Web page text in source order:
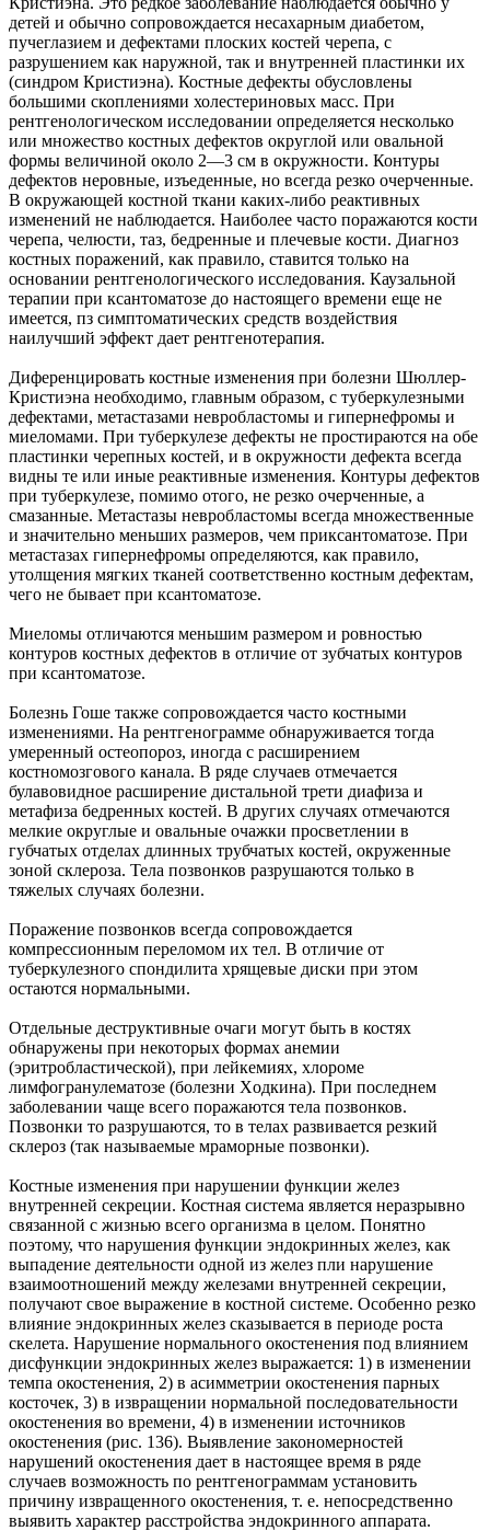
детей и обычно сопровождается несахарным диабетом,
пучеглазием и дефектами плоских костей черепа, с
разрушением как наружной, так и внутренней пластинки их
(синдром Кристиэна). Костные дефекты обусловлены
большими скоплениями холестериновых масс. При
рентгенологическом исследовании определяется несколько
или множество костных дефектов округлой или овальной
формы величиной около 2—3 см в окружности. Контуры
дефектов неровные, изъеденные, но всегда резко очерченные.
В окружающей костной ткани каких-либо реактивных
изменений не наблюдается. Наиболее часто поражаются кости
черепа, челюсти, таз, бедренные и плечевые кости. Диагноз
костных поражений, как правило, ставится только на
основании рентгенологического исследования. Каузальной
терапии при ксантоматозе до настоящего времени еще не
имеется, пз симптоматических средств воздействия
наилучший эффект дает рентгенотерапия.
Диференцировать костные изменения при болезни Шюллер-
Кристиэна необходимо, главным образом, с туберкулезными
дефектами, метастазами невробластомы и гипернефромы и
миеломами. При туберкулезе дефекты не простираются на обе
пластинки черепных костей, и в окружности дефекта всегда
видны те или иные реактивные изменения. Контуры дефектов
при туберкулезе, помимо отого, не резко очерченные, а
смазанные. Метастазы невробластомы всегда множественные
и значительно меньших размеров, чем приксантоматозе. При
метастазах гипернефромы определяются, как правило,
утолщения мягких тканей соответственно костным дефектам,
чего не бывает при ксантоматозе.
Миеломы отличаются меньшим размером и ровностью
контуров костных дефектов в отличие от зубчатых контуров
при ксантоматозе.
Болезнь Гоше также сопровождается часто костными
изменениями. На рентгенограмме обнаруживается тогда
умеренный остеопороз, иногда с расширением
костномозгового канала. В ряде случаев отмечается
булавовидное расширение дистальной трети диафиза и
метафиза бедренных костей. В других случаях отмечаются
мелкие округлые и овальные очажки просветлении в
губчатых отделах длинных трубчатых костей, окруженные
зоной склероза. Тела позвонков разрушаются только в
тяжелых случаях болезни.
Поражение позвонков всегда сопровождается
компрессионным переломом их тел. В отличие от
туберкулезного спондилита хрящевые диски при этом
остаются нормальными.
Отдельные деструктивные очаги могут быть в костях
обнаружены при некоторых формах анемии
(эритробластической), при лейкемиях, хлороме
лимфогранулематозе (болезни Xодкина). При последнем
заболевании чаще всего поражаются тела позвонков.
Позвонки то разрушаются, то в телах развивается резкий
склероз (так называемые мраморные позвонки).
Костные изменения при нарушении функции желез
внутренней секреции. Костная система является неразрывно
связанной с жизнью всего организма в целом. Понятно
поэтому, что нарушения функции эндокринных желез, как
выпадение деятельности одной из желез пли нарушение
взаимоотношений между железами внутренней секреции,
получают свое выражение в костной системе. Особенно резко
влияние эндокринных желез сказывается в периоде роста
скелета. Нарушение нормального окостенения под влиянием
дисфункции эндокринных желез выражается: 1) в изменении
темпа окостенения, 2) в асимметрии окостенения парных
косточек, 3) в извращении нормальной последовательности
окостенения во времени, 4) в изменении источников
окостенения (рис. 136). Выявление закономерностей
нарушений окостенения дает в настоящее время в ряде
случаев возможность по рентгенограммам установить
причину извращенного окостенения, т. е. непосредственно
выявить характер расстройства эндокринного аппарата.